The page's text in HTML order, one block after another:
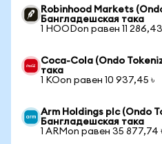
Robinhood Markets
Бангладешская така
1 HOODon равен 11 286,43
Coca-Cola (Ondo
така
1 KOon равен 10 937,45 ৳
Arm Holdings plc (Ondo
Бангладешская така
1 ARMon равен 35 877,74